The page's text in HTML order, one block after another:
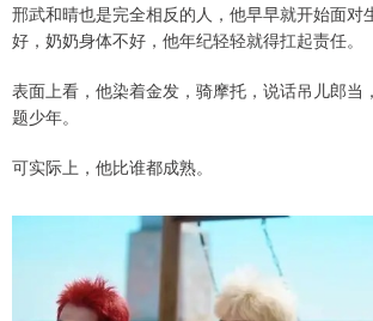
邢武和晴也是完全相反的人，他早早就开始面对
好，奶奶身体不好，他年纪轻轻就得扛起责任。
表面上看，他染着金发，骑摩托，说话吊儿郎当
题少年。
可实际上，他比谁都成熟。